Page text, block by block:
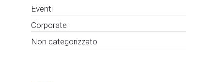
Eventi
Corporate
Non categorizzato